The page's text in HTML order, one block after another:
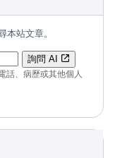
站文章。
送出後會開啟 Felo
詢問 AI
話、病歷或其他個人